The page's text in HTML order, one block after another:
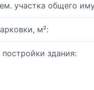
участка общего
м²:
здания: